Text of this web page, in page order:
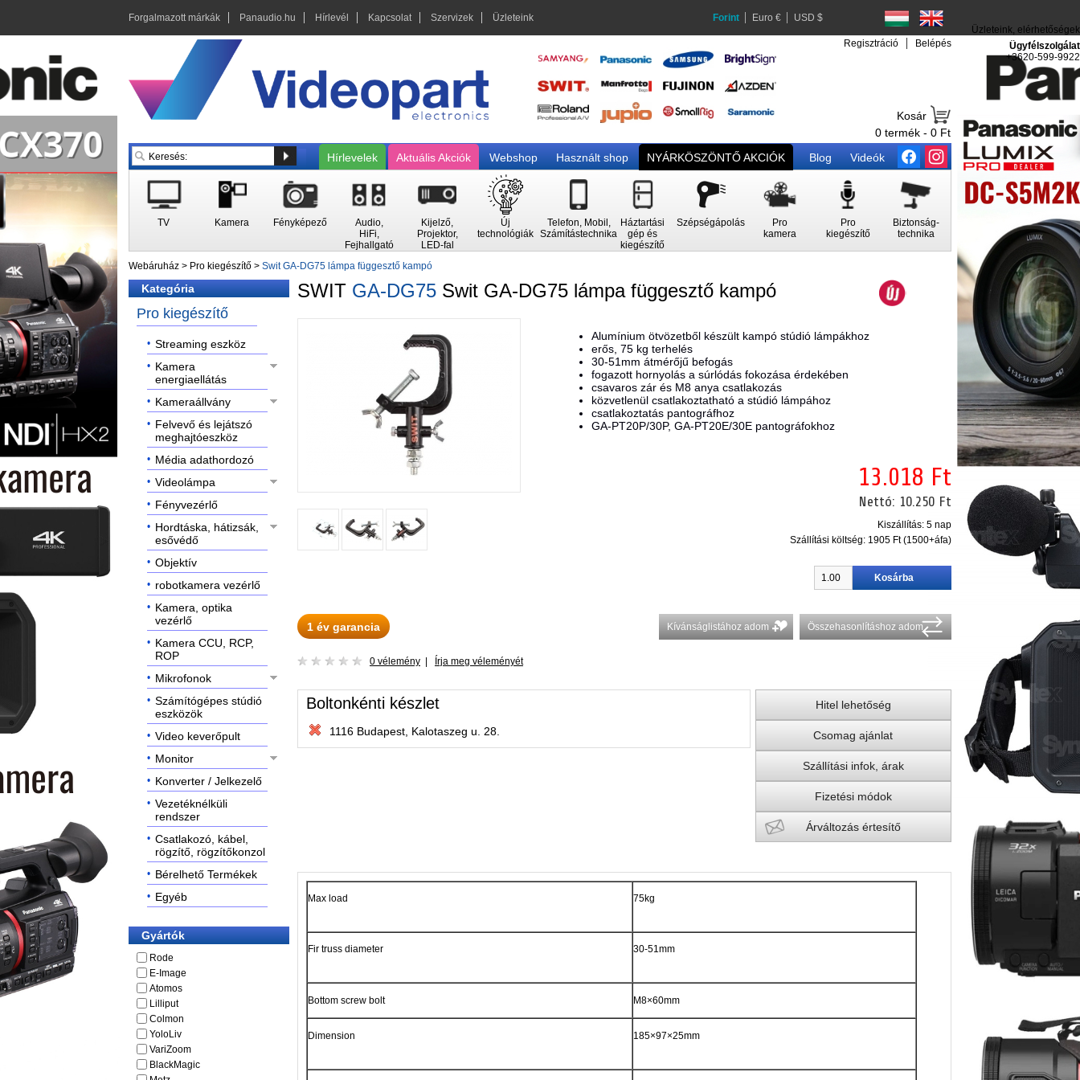
Forgalmazott márkák Panaudio.hu Hírlevél Kapcsolat Szervizek Üzleteink Forint Euro € USD $
Regisztráció Belépés
Kosár
0 termék - 0 Ft
Hírlevelek
Aktuális Akciók Webshop Használt shop NYÁRKÖSZÖNTŐ AKCIÓK Blog Videók
TV Kamera Fényképező
Audio,
HiFi,
Fejhallgató
Kijelző,
Projektor,
LED-fal
Új
technológiák
Telefon, Mobil,
Számítástechnika
Háztartási
gép és
kiegészítő
Szépségápolás
Pro
kamera
Pro
kiegészítő
Biztonság-
technika
Üzleteink, elérhetőségek
Ügyfélszolgálat
+3620-599-9922
Webáruház > Pro kiegészítő > Swit GA-DG75 lámpa függesztő kampó
Kategória
Pro kiegészítő
Streaming eszköz
Kamera
energiaellátás
Kameraállvány
Felvevő és lejátszó
meghajtóeszköz
Média adathordozó
Videolámpa
Fényvezérlő
Hordtáska, hátizsák,
esővédő
Objektív
robotkamera vezérlő
Kamera, optika
vezérlő
Kamera CCU, RCP,
ROP
Mikrofonok
Számítógépes stúdió
eszközök
Video keverőpult
Monitor
Konverter / Jelkezelő
Vezetéknélküli
rendszer
Csatlakozó, kábel,
rögzítő, rögzítőkonzol
Bérelhető Termékek
Egyéb
Gyártók
Rode
E-Image
Atomos
Lilliput
Colmon
YoloLiv
VariZoom
BlackMagic
SWIT GA-DG75 Swit GA-DG75 lámpa függesztő kampó
Alumínium ötvözetből készült kampó stúdió lámpákhoz
erős, 75 kg terhelés
30-51mm átmérőjű befogás
fogazott hornyolás a súrlódás fokozása érdekében
csavaros zár és M8 anya csatlakozás
közvetlenül csatlakoztatható a stúdió lámpához
csatlakoztatás pantográfhoz
GA-PT20P/30P, GA-PT20E/30E pantográfokhoz
13.018 Ft
Nettó: 10.250 Ft
Kiszállítás: 5 nap
Szállítási költség:1905 Ft (1500+áfa)
1 év garancia Kívánságlistához adom Összehasonlításhoz adom
0 vélemény Írja meg véleményét
Boltonkénti készlet
1116 Budapest, Kalotaszeg u. 28.
Hitel lehetőség
Csomag ajánlat
Szállítási infok, árak
Fizetési módok
Árváltozás értesítő
Max load 75kg
Fir truss diameter 30-51mm
Bottom screw bolt M8×60mm
Dimension 185×97×25mm